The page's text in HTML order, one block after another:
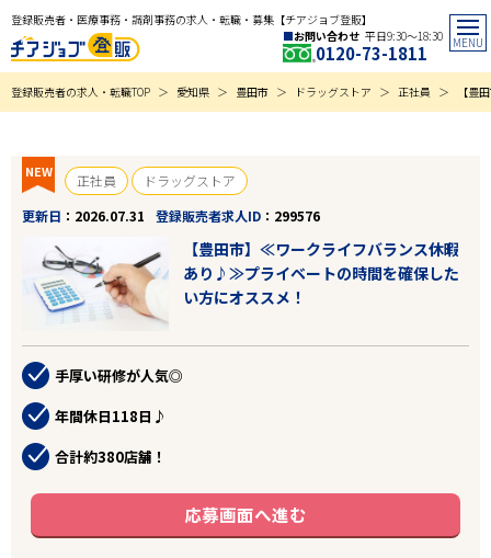
登録販売者・医療事務・調剤事務の求人・転職・募集【チアジョブ登販】
お問い合わせ 平日9:30〜18:30
0120-73-1811
登録販売者の求人・転職TOP 愛知県 豊田市 ドラッグストア 正社員 【豊
NEW 正社員
ドラッグストア
更新日
2026.07.31 登録販売者求人ID 299576
【豊田市】≪ワークライフバランス休暇
あり♪≫プライベートの時間を確保した
い方にオススメ！
手厚い研修が人気◎
年間休日118日♪
合計約380店舗！
応募画面へ進む